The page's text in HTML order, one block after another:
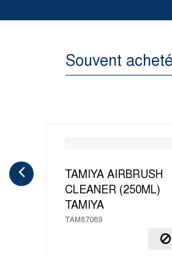
Souvent
TAMIYA AIRBRUSH
CLEANER (250ML)
TAMIYA
TAM87089